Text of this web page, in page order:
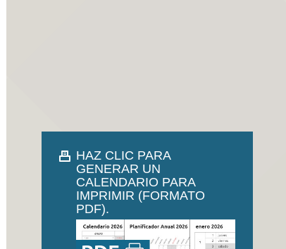
HAZ CLIC PARA
GENERAR UN
CALENDARIO PARA
IMPRIMIR (FORMATO
PDF).